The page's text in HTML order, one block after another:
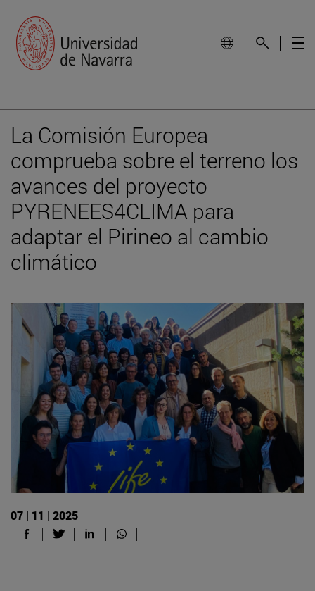
La Comisión Europea
comprueba sobre el terreno los
avances del proyecto
PYRENEES4CLIMA para
adaptar el Pirineo al cambio
climático
07 | 11 | 2025